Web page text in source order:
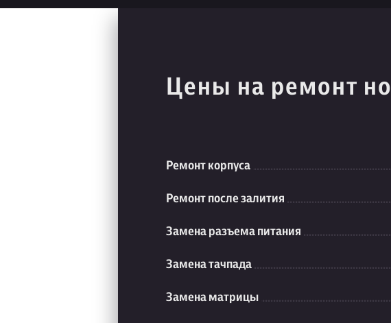
Цены на ремонт
Ремонт корпуса
Ремонт после залития
Замена разъема питания
Замена тачпада
Замена матрицы